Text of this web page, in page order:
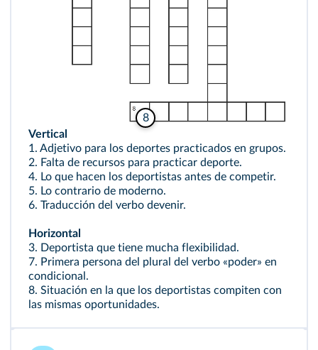
8
Vertical
1. Adjetivo para los deportes practicados en grupos.
2. Falta de recursos para practicar deporte.
4. Lo que hacen los deportistas antes de competir.
5. Lo contrario de moderno.
6. Traducción del verbo devenir.
Horizontal
3. Deportista que tiene mucha flexibilidad.
7. Primera persona del plural del verbo «poder» en
condicional.
8. Situación en la que los deportistas compiten con
las mismas oportunidades.